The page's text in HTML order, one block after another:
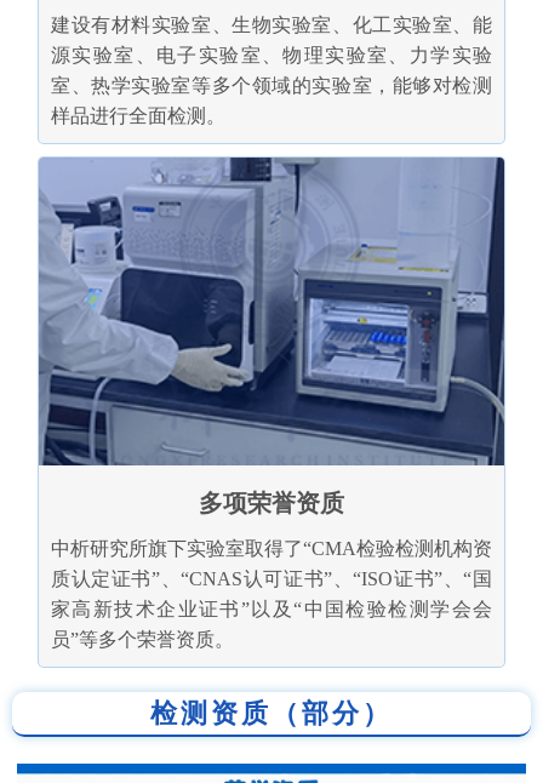
建设有材料实验室、生物实验室、化工实验室、能
源实验室、电子实验室、物理实验室、力学实验
室、热学实验室等多个领域的实验室，能够对检测
样品进行全面检测。
多项荣誉资质
中析研究所旗下实验室取得了“CMA检验检测机构资
质认定证书”、“CNAS认可证书”、“ISO证书”、“国
家高新技术企业证书”以及“中国检验检测学会会
员”等多个荣誉资质。
检测资质（部分）